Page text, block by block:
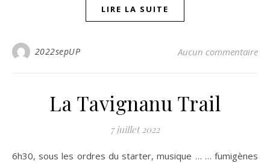
LIRE LA SUITE
2022sepUP Aucun commentaire
La Tavignanu Trail
7 juillet 2022
6h30, sous les ordres du starter, musique … … fumigènes